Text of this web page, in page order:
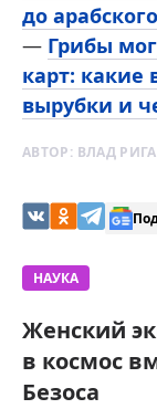
до
— Грибы
карт: какие
вырубки и
АВТОР: ВЛАД РИГА
НАУКА
Женский
в космос
Безоса